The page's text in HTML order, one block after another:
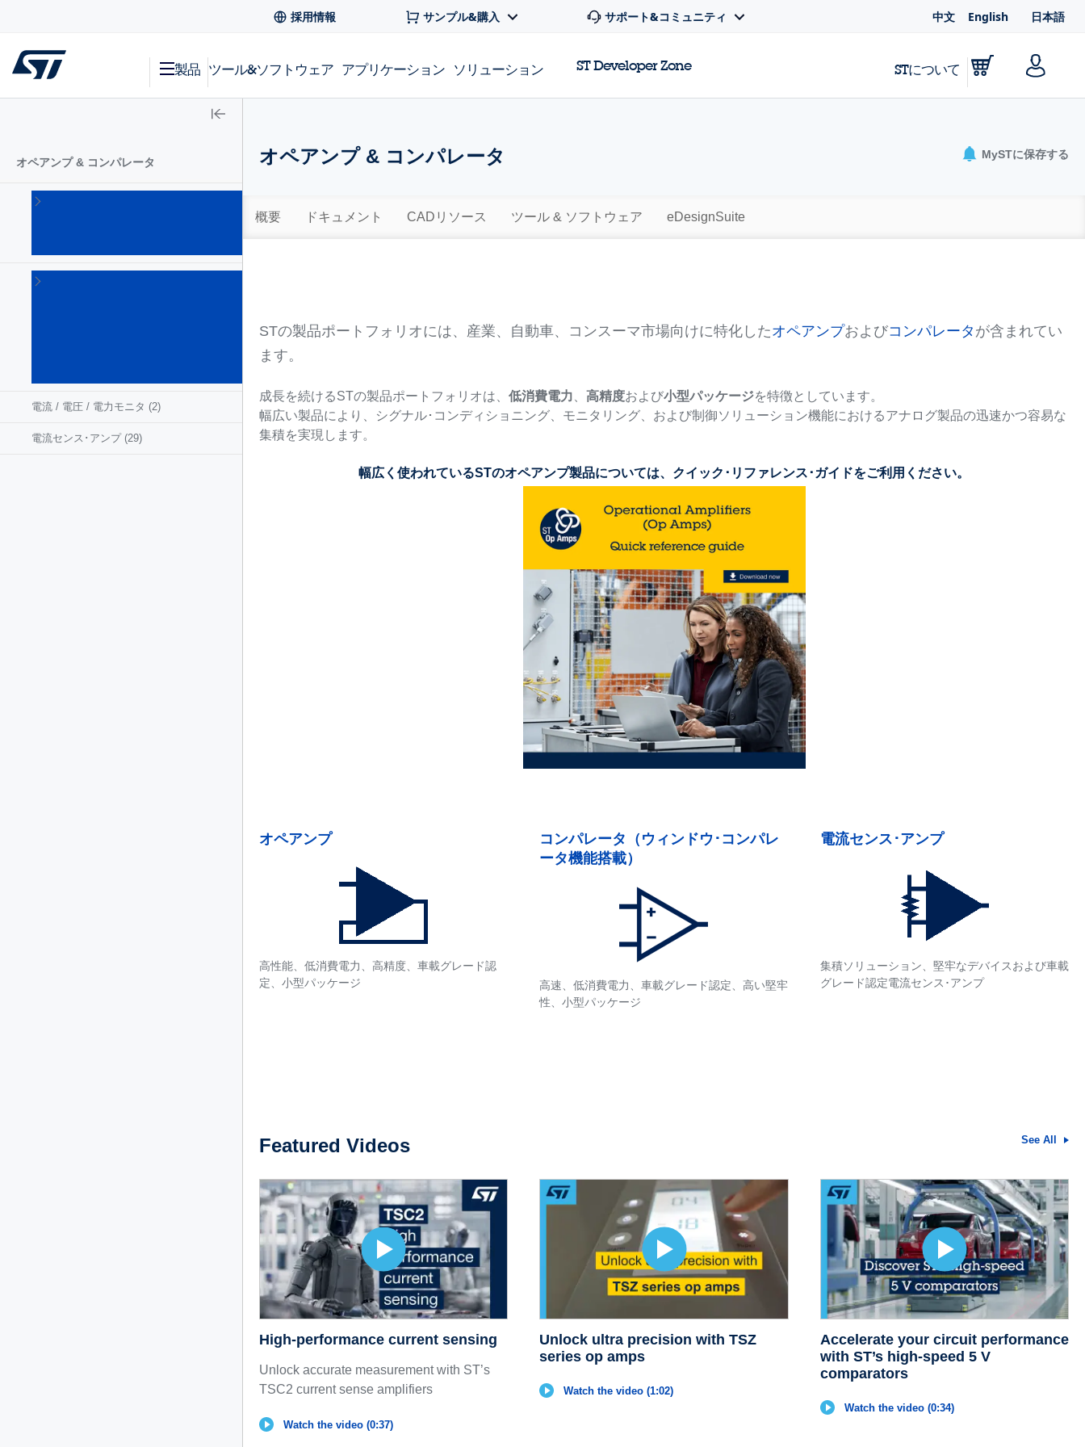
採用情報 サンプル&購入 サポート&コミュニティ 中文 English 日本語
製品 ツール&ソフトウェア アプリケーション ソリューション ST Developer Zone STについて
オペアンプ & コンパレータ
アン
電流 / 電圧 / 電力モニタ (2)
電流センス･アンプ (29)
オペアンプ & コンパレータ MySTに保存する
概要 ドキュメント CADリソース ツール & ソフトウェア eDesignSuite
STの製品ポートフォリオには、産業、自動車、コンスーマ市場向けに特化したオペアンプおよびコンパレータ が含まれてい
ます。
成長を続けるSTの製品ポートフォリオは、 低消費電力 高精度および小型パッケージを特徴としています。
幅広い製品により、シグナル･コンディショニング、モニタリング、および制御ソリューション機能におけるアナログ製品の迅速かつ容易な
集積を実現します。
幅広く使われているSTのオペアンプ製品については、クイック･リファレンス･ガイドをご利用ください。
オペアンプ
高性能、低消費電力、高精度、車載グレード認
定、小型パッケージ
コンパレータ（ウィンドウ･コンパレ
ータ機能搭載）
高速、低消費電力、車載グレード認定、高い堅牢
性、小型パッケージ
電流センス･アンプ
集積ソリューション、堅牢なデバイスおよび車載
グレード認定電流センス･アンプ
Featured Videos See All
High-performance current sensing
Unlock accurate measurement with ST’s
TSC2 current sense amplifiers
Watch the video (0:37)
Unlock ultra precision with TSZ
series op amps
Watch the video (1:02)
Accelerate your circuit performance
with ST’s high-speed 5 V
comparators
Watch the video (0:34)